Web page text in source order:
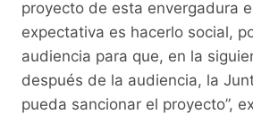
proyecto de esta envergadura
expectativa es hacerlo social,
audiencia para que, en la
después de la audiencia, la
pueda sancionar el proyecto”,